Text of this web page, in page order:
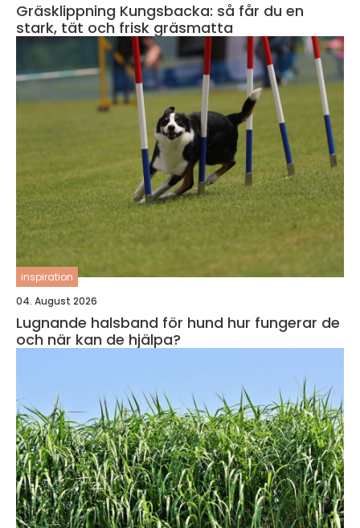
Gräsklippning Kungsbacka: så får du en
stark, tät och frisk gräsmatta
inspiration
04. August 2026
Lugnande halsband för hund hur fungerar de
och när kan de hjälpa?